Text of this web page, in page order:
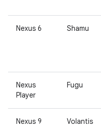
Nexus 6 Shamu
Nexus
Player
Fugu
Nexus 9 Volantis